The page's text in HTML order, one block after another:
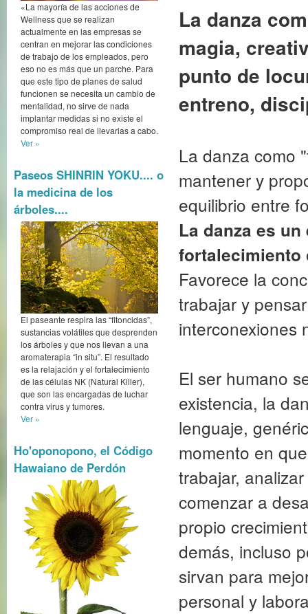
«La mayoría de las acciones de
Wellness que se realizan
actualmente en las empresas se
centran en mejorar las condiciones
de trabajo de los empleados, pero
eso no es más que un parche. Para
que este tipo de planes de salud
funcionen se necesita un cambio de
mentalidad, no sirve de nada
implantar medidas si no existe el
compromiso real de llevarlas a cabo.
Ver »
Paseos SHINRIN YOKU.... o
la medicina de los
árboles....
El paseante respira las “fitoncidas”,
sustancias volátiles que desprenden
los árboles y que nos llevan a una
aromaterapia “in situ”. El resultado
es la relajación y el fortalecimiento
de las células NK (Natural Killer),
que son las encargadas de luchar
contra virus y tumores.
Ver »
Ho'oponopono, el Código
Hawaiano de Perdón
La danza
magia,
punto de
entreno,
La danza como
mantener y
equilibrio entre
La danza es
fortalecimiento
Favorece la
trabajar y
interconexiones
El ser humano
existencia, la
lenguaje,
momento en
trabajar,
comenzar a
propio
demás, incluso
sirvan para
personal y